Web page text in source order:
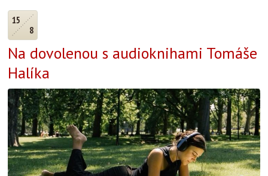
15
8
Na dovolenou s audioknihami Tomáše
Halíka